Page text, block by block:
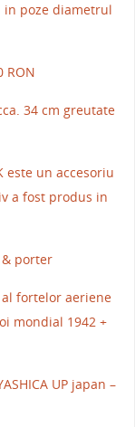
in poze diametrul
RON
34 cm greutate
este un accesoriu
a fost produs in
porter
al fortelor aeriene
mondial 1942 +
UP japan –